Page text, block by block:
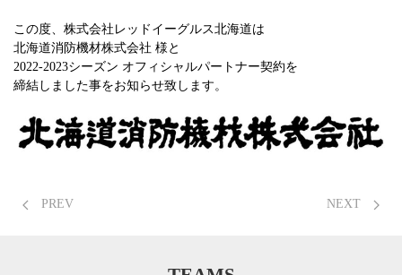
この度、株式会社レッドイーグルス北海道は
北海道消防機材株式会社 様と
2022-2023シーズン オフィシャルパートナー契約を
締結しました事をお知らせ致します。
PREV NEXT